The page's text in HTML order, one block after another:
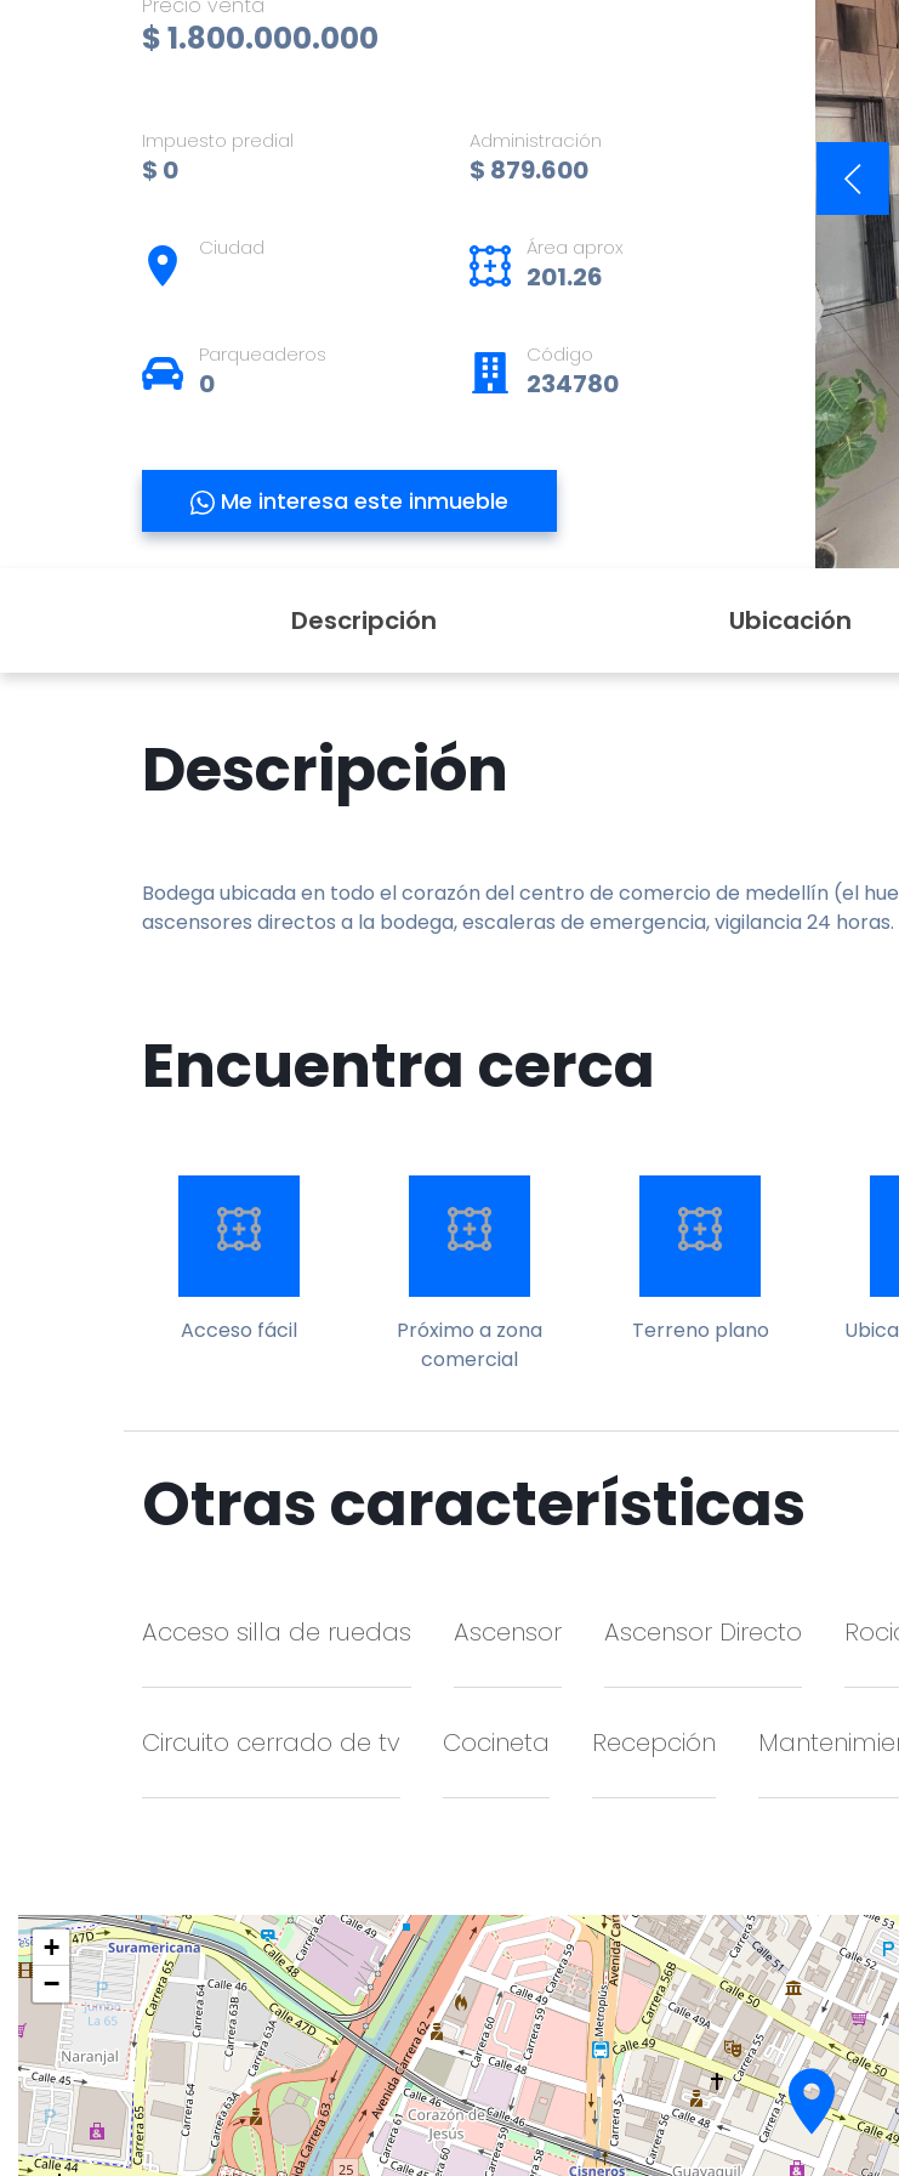
$ 1.800.000.000
Impuesto predial
$ 0
Administración
$ 879.600
Ciudad Área aprox
201.26
Parqueaderos
0
Código
234780
Me interesa este inmueble
Descripción Ubicación
Descripción
Bodega ubicada en todo el corazón del centro de comercio de medellín (el
ascensores directos a la bodega, escaleras de emergencia, vigilancia 24
Encuentra cerca
Acceso fácil
Próximo a zona
comercial
Terreno plano
Otras características
Acceso silla de ruedas Ascensor Ascensor Directo
Circuito cerrado de tv Cocineta Recepción
+
−